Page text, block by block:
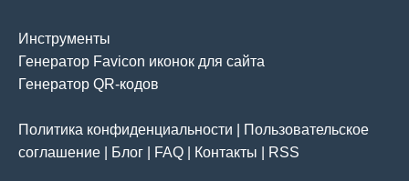
Инструменты
Генератор Favicon иконок для сайта
Генератор QR-кодов
Политика конфиденциальности
Пользовательское
соглашение
Блог FAQ Контакты RSS